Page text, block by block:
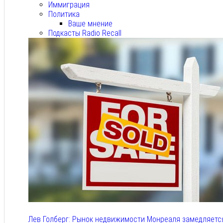
Иммиграция
Политика
Ваше мнение
Подкасты Radio Recall
Лев Голберг: Рынок недвижимости Монреаля